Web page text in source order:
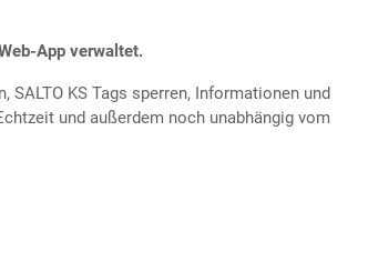
App verwaltet.
KS Tags sperren, Informationen und
und außerdem noch unabhängig vom